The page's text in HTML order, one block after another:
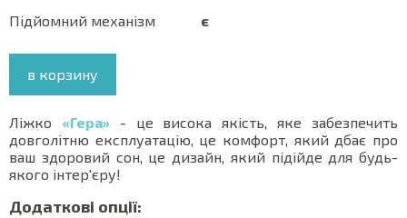
Підйомний механізм
є
в корзину
Ліжко «Гера»- це висока якість, яке забезпечить
довголітню експлуатацію, це комфорт, який дбає про
ваш здоровий сон, це дизайн, який підійде для будь-
якого інтер'єру!
Додаткові опції: